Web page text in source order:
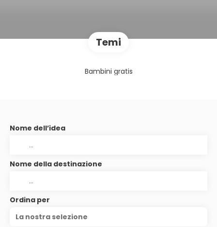
Temi
Bambini gratis
Nome dell’idea
Nome della destinazione
Ordina per
La nostra selezione